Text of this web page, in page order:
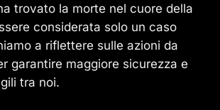
trovato la morte nel cuore della
considerata solo un caso
a riflettere sulle azioni da
garantire maggiore sicurezza e
tra noi.